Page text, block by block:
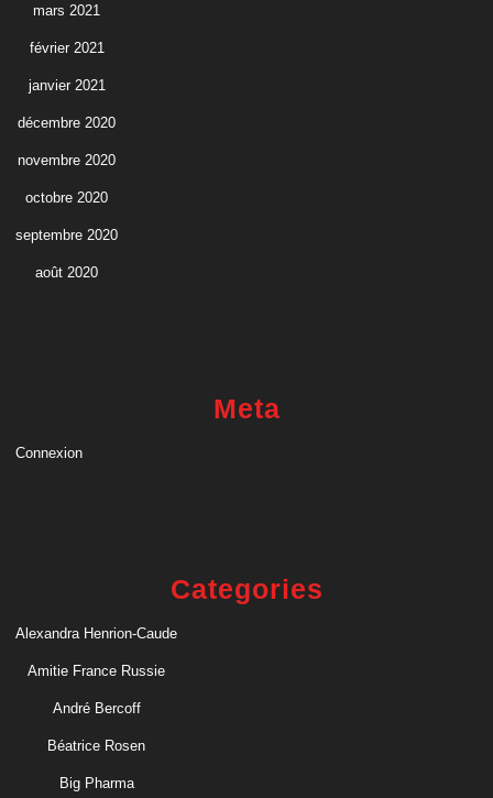
mars 2021
février 2021
janvier 2021
décembre 2020
novembre 2020
octobre 2020
septembre 2020
août 2020
Meta
Connexion
Categories
Alexandra Henrion-Caude
Amitie France Russie
André Bercoff
Béatrice Rosen
Big Pharma